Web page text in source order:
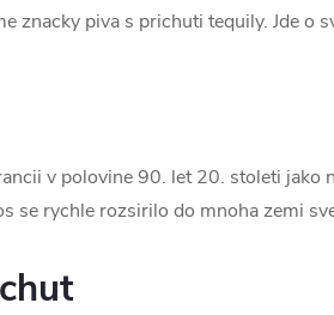
znacky piva s prichuti tequily. Jde
v polovine 90. let 20. stoleti
se rychle rozsirilo do mnoha zemi